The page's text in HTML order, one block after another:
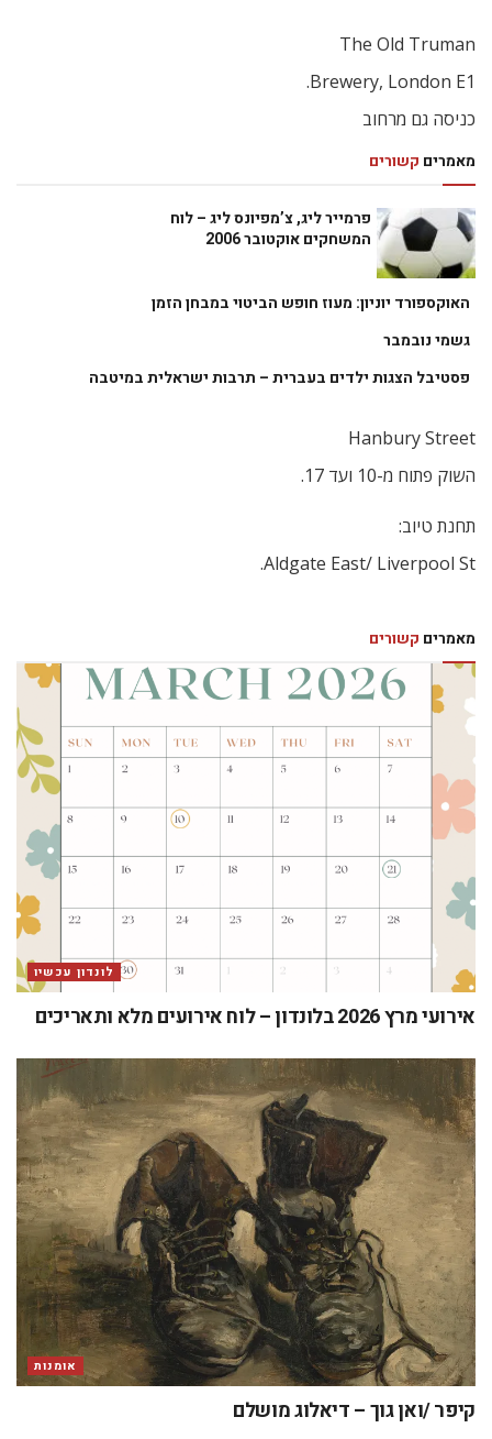
The Old Truman
Brewery, London E1.
כניסה גם מרחוב
מאמרים קשורים
פרמייר ליג, צ’מפיונס ליג – לוח
המשחקים אוקטובר 2006
האוקספורד יוניון: מעוז חופש הביטוי במבחן הזמן
גשמי נובמבר
פסטיבל הצגות ילדים בעברית – תרבות ישראלית במיטבה
Hanbury Street
השוק פתוח מ-10 ועד 17.
תחנת טיוב:
Aldgate East/ Liverpool St.
מאמרים קשורים
לונדון עכשיו
אירועי מרץ 2026 בלונדון – לוח אירועים מלא ותאריכים
אומנות
קיפר /ואן גוך – דיאלוג מושלם